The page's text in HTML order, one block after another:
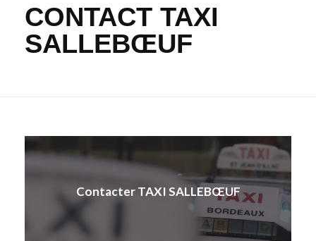
CONTACT TAXI
SALLEBŒUF
Contacter TAXI SALLEBŒUF